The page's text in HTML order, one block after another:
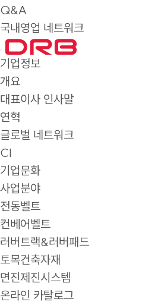
Q&A
국내영업 네트워크
기업정보
개요
대표이사 인사말
연혁
글로벌 네트워크
CI
기업문화
사업분야
전동벨트
컨베어벨트
러버트랙&러버패드
토목건축자재
면진제진시스템
온라인 카탈로그